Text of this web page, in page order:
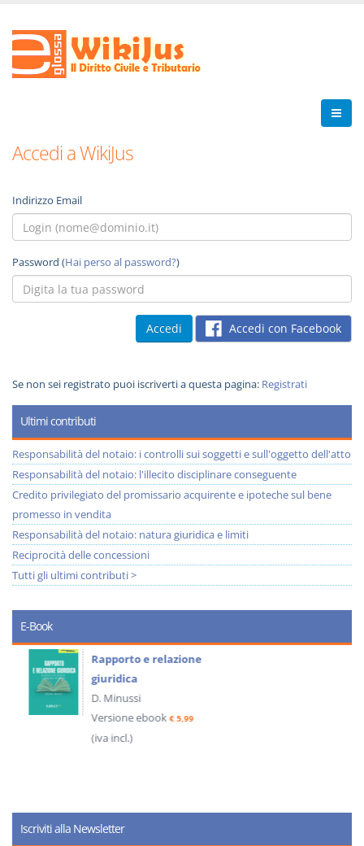
Accedi a WikiJus
Indirizzo Email
Password (Hai perso al password?)
Accedi con Facebook
Se non sei registrato puoi iscriverti a questa pagina: Registrati
Ultimi contributi
Responsabilità del notaio: i controlli sui soggetti e sull'oggetto dell'atto
Responsabilità del notaio: l'illecito disciplinare conseguente
Credito privilegiato del promissario acquirente e ipoteche sul bene
promesso in vendita
Responsabilità del notaio: natura giuridica e limiti
Reciprocità delle concessioni
Tutti gli ultimi contributi >
E-Book
Rapporto e relazione
giuridica
D. Minussi
Versione ebook€ 5,99
(iva incl.)
Iscriviti alla Newsletter